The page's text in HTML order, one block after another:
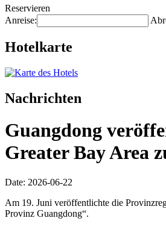
Reservieren
Anreise:
Hotelkarte
Nachrichten
Guangdong
Greater Bay Area
Date: 2026-06-22
Am 19. Juni veröffentlichte die
Provinz Guangdong“.